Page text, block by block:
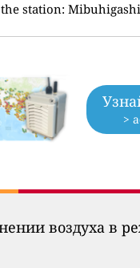
station:
>
воздуха в